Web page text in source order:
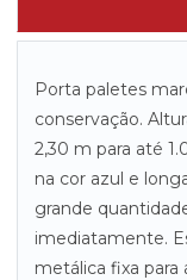
Porta paletes
conservação.
2,30 m para até
na cor azul e
grande
imediatamente.
metálica fixa